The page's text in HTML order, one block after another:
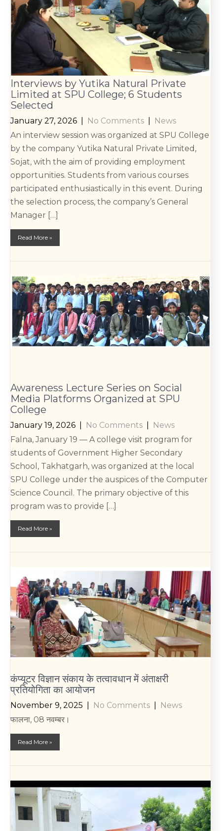
Interviews by Yutika Natural Private
Limited at SPU College; 6 Students
Selected
January 27, 2026 No Comments
News
An interview session was organized at SPU College
by the company Yutika Natural Private Limited,
Sojat, with the aim of providing employment
opportunities. Students from various courses
participated enthusiastically in this event. During
the selection process, the company’s General
Manager […]
Read More »
Awareness Lecture Series on Social
Media Platforms Organized at SPU
College
January 19, 2026 No Comments
News
Falna, January 19 — A college visit program for
students of Government Higher Secondary
School, Takhatgarh, was organized at the local
SPU College under the auspices of the Computer
Science Council. The primary objective of this
program was to provide […]
Read More »
कंप्यूटर विज्ञान संकाय के तत्वावधान में अंताक्षरी
प्रतियोगिता का आयोजन
November 9, 2025 No Comments
News
फालना, 08 नवम्बर।
Read More »